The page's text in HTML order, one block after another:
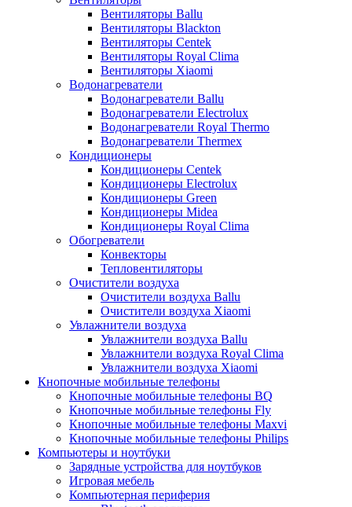
Вентиляторы Ballu
Вентиляторы Blackton
Вентиляторы Centek
Вентиляторы Royal Clima
Вентиляторы Xiaomi
Водонагреватели
Водонагреватели Ballu
Водонагреватели Electrolux
Водонагреватели Royal Thermo
Водонагреватели Thermex
Кондиционеры
Кондиционеры Centek
Кондиционеры Electrolux
Кондиционеры Green
Кондиционеры Midea
Кондиционеры Royal Clima
Обогреватели
Конвекторы
Тепловентиляторы
Очистители воздуха
Очистители воздуха Ballu
Очистители воздуха Xiaomi
Увлажнители воздуха
Увлажнители воздуха Ballu
Увлажнители воздуха Royal Clima
Увлажнители воздуха Xiaomi
Кнопочные мобильные телефоны
Кнопочные мобильные телефоны BQ
Кнопочные мобильные телефоны Fly
Кнопочные мобильные телефоны Maxvi
Кнопочные мобильные телефоны Philips
Компьютеры и ноутбуки
Зарядные устройства для ноутбуков
Игровая мебель
Компьютерная периферия